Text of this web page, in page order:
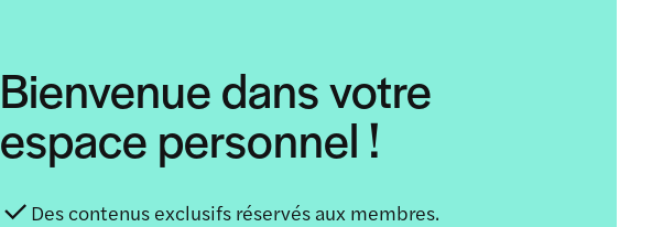
Bienvenue dans votre
espace personnel !
Des contenus exclusifs réservés aux membres.